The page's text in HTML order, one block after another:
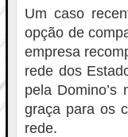
Um caso
opção de
empresa
rede dos
pela
graça para os
rede.